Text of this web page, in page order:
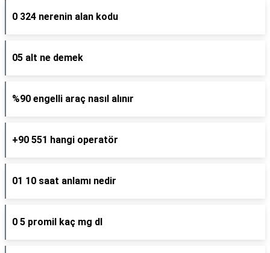
0 324 nerenin alan kodu
05 alt ne demek
%90 engelli araç nasıl alınır
+90 551 hangi operatör
01 10 saat anlamı nedir
0 5 promil kaç mg dl